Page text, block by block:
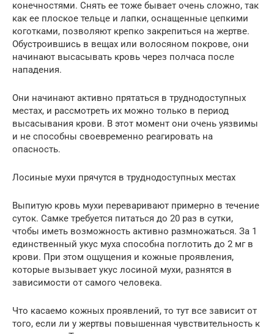
конечностями. Снять ее тоже бывает очень сложно, так
как ее плоское тельце и лапки, оснащенные цепкими
коготками, позволяют крепко закрепиться на жертве.
Обустроившись в вещах или волосяном покрове, они
начинают высасывать кровь через полчаса после
нападения.
Они начинают активно прятаться в труднодоступных
местах, и рассмотреть их можно только в период
высасывания крови. В этот момент они очень уязвимы
и не способны своевременно реагировать на
опасность.
Лосиные мухи прячутся в труднодоступных местах
Выпитую кровь мухи переваривают примерно в течение
суток. Самке требуется питаться до 20 раз в сутки,
чтобы иметь возможность активно размножаться. За 1
единственный укус муха способна поглотить до 2 мг в
крови. При этом ощущения и кожные проявления,
которые вызывает укус лосиной мухи, разнятся в
зависимости от самого человека.
Что касаемо кожных проявлений, то тут все зависит от
того, если ли у жертвы повышенная чувствительность к